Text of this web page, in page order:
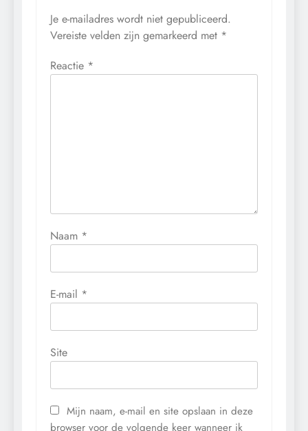
Je e-mailadres wordt niet gepubliceerd.
Vereiste velden zijn gemarkeerd met *
Reactie *
Naam *
E-mail *
Site
Mijn naam, e-mail en site opslaan in deze
browser voor de volgende keer wanneer ik